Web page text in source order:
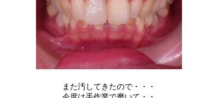
また汚してきたので・・・